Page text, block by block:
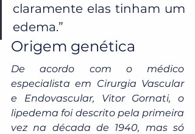
claramente elas tinham um
edema.”
Origem genética
De acordo com o médico
especialista em Cirurgia Vascular
e Endovascular, Vitor Gornati, o
lipedema foi descrito pela primeira
vez na década de 1940, mas só